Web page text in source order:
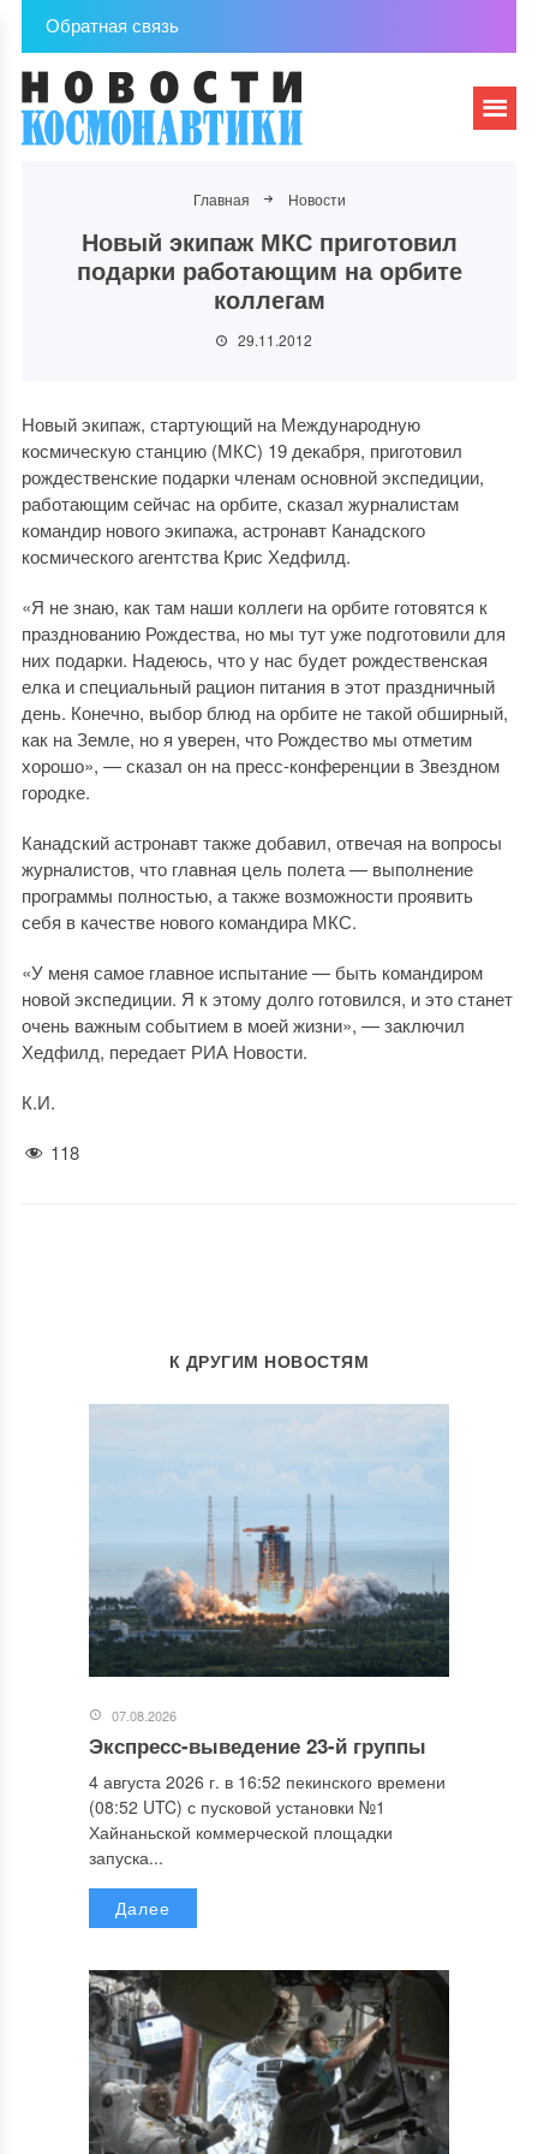
Обратная связь
Главная Новости
Новый экипаж МКС приготовил
подарки работающим на орбите
коллегам
29.11.2012
Новый экипаж, стартующий на Международную
космическую станцию (МКС) 19 декабря, приготовил
рождественские подарки членам основной экспедиции,
работающим сейчас на орбите, сказал журналистам
командир нового экипажа, астронавт Канадского
космического агентства Крис Хедфилд.
«Я не знаю, как там наши коллеги на орбите готовятся к
празднованию Рождества, но мы тут уже подготовили для
них подарки. Надеюсь, что у нас будет рождественская
елка и специальный рацион питания в этот праздничный
день. Конечно, выбор блюд на орбите не такой обширный,
как на Земле, но я уверен, что Рождество мы отметим
хорошо», — сказал он на пресс-конференции в Звездном
городке.
Канадский астронавт также добавил, отвечая на вопросы
журналистов, что главная цель полета — выполнение
программы полностью, а также возможности проявить
себя в качестве нового командира МКС.
«У меня самое главное испытание — быть командиром
новой экспедиции. Я к этому долго готовился, и это станет
очень важным событием в моей жизни», — заключил
Хедфилд, передает РИА Новости.
К.И.
118
К ДРУГИМ НОВОСТЯМ
07.08.2026
Экспресс-выведение 23-й группы
4 августа 2026 г. в 16:52 пекинского времени
(08:52 UTC) с пусковой установки №1
Хайнаньской коммерческой площадки
запуска...
Далее